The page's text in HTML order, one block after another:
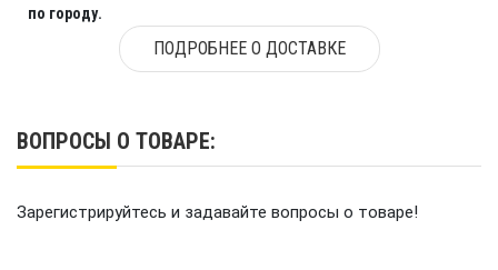
по городу.
ПОДРОБНЕЕ О ДОСТАВКЕ
ВОПРОСЫ О ТОВАРЕ:
Зарегистрируйтесь и задавайте вопросы о товаре!